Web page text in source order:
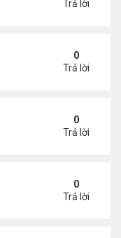
Trả lời
bát, 7 năm không
0
Trả lời
kem chống nắng
0
Trả lời
"trên trời"
0
Trả lời